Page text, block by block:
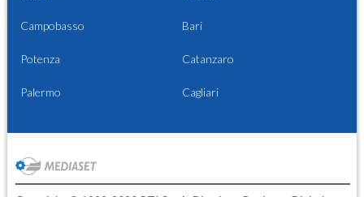
Campobasso Bari
Potenza Catanzaro
Palermo Cagliari